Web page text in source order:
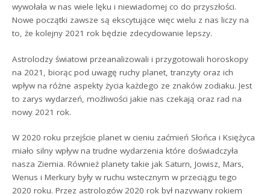
wywołała w nas wiele lęku i niewiadomej co do przyszłości.
Nowe początki zawsze są ekscytujące więc wielu z nas liczy na
to, że kolejny 2021 rok będzie zdecydowanie lepszy.
Astrolodzy światowi przeanalizowali i przygotowali horoskopy
na 2021, biorąc pod uwagę ruchy planet, tranzyty oraz ich
wpływ na różne aspekty życia każdego ze znaków zodiaku. Jest
to zarys wydarzeń, możliwości jakie nas czekają oraz rad na
nowy 2021 rok.
W 2020 roku przejście planet w cieniu zaćmień Słońca i Księżyca
miało silny wpływ na trudne wydarzenia które doświadczyła
nasza Ziemia. Również planety takie jak Saturn, Jowisz, Mars,
Wenus i Merkury były w ruchu wstecznym w przeciągu tego
2020 roku. Przez astrologów 2020 rok był nazywany rokiem